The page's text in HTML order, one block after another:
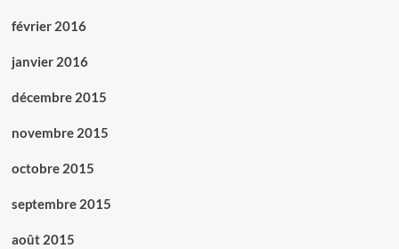
février 2016
janvier 2016
décembre 2015
novembre 2015
octobre 2015
septembre 2015
août 2015